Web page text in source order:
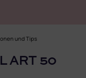
und Tips
ART 50